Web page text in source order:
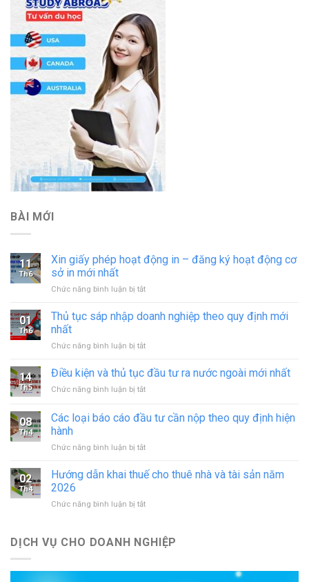
BÀI MỚI
11
Th6
Xin giấy phép hoạt động in – đăng ký hoạt động cơ
sở in mới nhất
Chức năng bình luận bị tắtở
giấy
động
–
ký
động
in
nhất
01
Th6
Thủ tục sáp nhập doanh nghiệp theo quy định mới
nhất
Chức năng bình luận bị tắtở
tục
nhập
nghiệp
định
nhất
14
Th5
Điều kiện và thủ tục đầu tư ra nước ngoài mới nhất
Chức năng bình luận bị tắtở
kiện
và
tục
tư
ngoài
08
Th4
Các loại báo cáo đầu tư cần nộp theo quy định hiện
hành
Chức năng bình luận bị tắtở
loại
báo
đầu
nộp
02
Th4
Hướng dẫn khai thuế cho thuê nhà và tài sản năm
2026
Chức năng bình luận bị tắtở
khai
thuê
DỊCH VỤ CHO DOANH NGHIỆP